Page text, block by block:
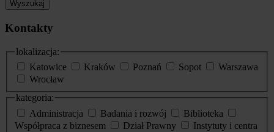
Wyszukaj
Kontakty
lokalizacja:
Katowice
Kraków Poznań Sopot
Warszawa
Wrocław
kategoria:
Administracja
Badania i rozwój
Biblioteka
Współpraca z biznesem
Dział Prawny
Instytuty i centra